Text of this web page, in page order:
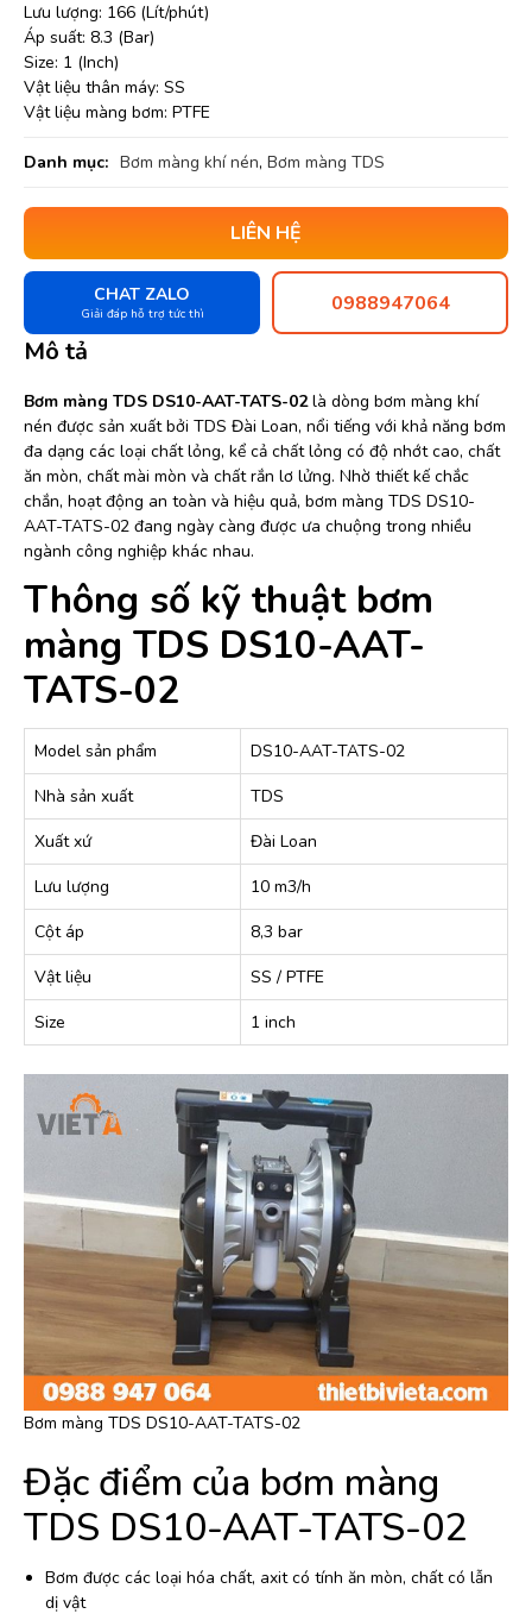
Lưu lượng: 166 (Lít/phút)
Áp suất: 8.3 (Bar)
Size: 1 (Inch)
Vật liệu thân máy: SS
Vật liệu màng bơm: PTFE
Danh mục: Bơm màng khí nén, Bơm màng TDS
LIÊN HỆ
CHAT ZALO
Giải đáp hỗ trợ tức thì 0988947064
Mô tả
Bơm màng TDS DS10-AAT-TATS-02là dòng bơm màng khí
nén được sản xuất bởi TDS Đài Loan, nổi tiếng với khả năng bơm
đa dạng các loại chất lỏng, kể cả chất lỏng có độ nhớt cao, chất
ăn mòn, chất mài mòn và chất rắn lơ lửng. Nhờ thiết kế chắc
chắn, hoạt động an toàn và hiệu quả, bơm màng TDS DS10-
AAT-TATS-02 đang ngày càng được ưa chuộng trong nhiều
ngành công nghiệp khác nhau.
Thông số kỹ thuật bơm
màng TDS DS10-AAT-
TATS-02
Model sản phẩm
DS10-AAT-TATS-02
Nhà sản xuất
TDS
Xuất xứ
Đài Loan
Lưu lượng
10 m3/h
Cột áp
8,3 bar
Vật liệu
SS / PTFE
Size
1 inch
Bơm màng TDS DS10-AAT-TATS-02
Đặc điểm của bơm màng
TDS DS10-AAT-TATS-02
Bơm được các loại hóa chất, axit có tính ăn mòn, chất có lẫn
dị vật